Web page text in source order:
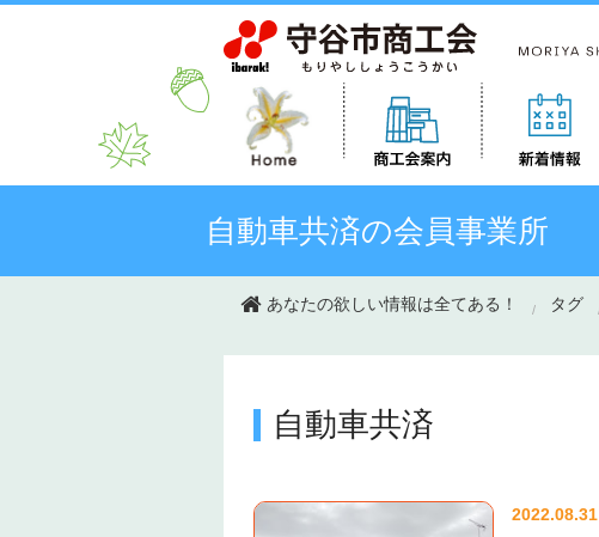
自動車共済の会員事業所
あなたの欲しい情報は全てある！ タグ
自動車共済
2022.08.31